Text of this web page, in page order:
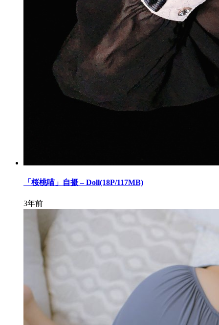
「桜桃喵」自摄 – Doll(18P/117MB)
3年前